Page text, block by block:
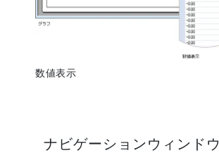
数値表示
ナビゲーションウィンドウ